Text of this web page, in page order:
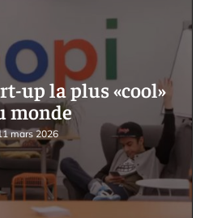
up la plus «cool»
monde
mars 2026